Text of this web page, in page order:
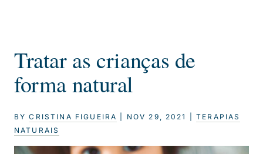
Tratar as crianças de
forma natural
BYCRISTINA FIGUEIRA NOV 29, 2021 |TERAPIAS
NATURAIS